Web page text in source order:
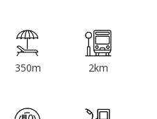
350m 2km